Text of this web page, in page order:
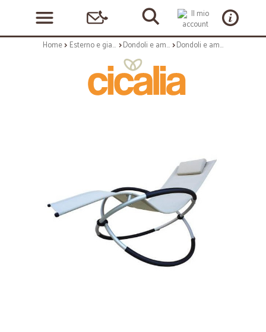
Home Esterno e giardino Dondoli e amaca Dondoli e amache: Cerboli dondolo con cuscino